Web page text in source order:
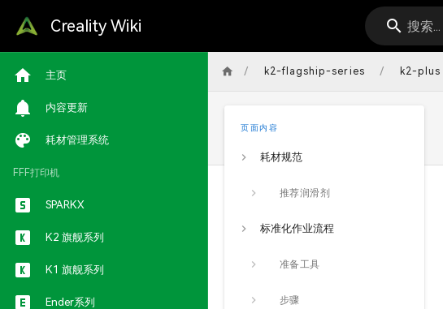
Creality Wiki 搜索...
主页
内容更新
耗材管理系统
FFF打印机
SPARKX
K2 旗舰系列
K1 旗舰系列
Ender系列
/ k2-flagship-series / k2-plus
页面内容
耗材规范
推荐润滑剂
标准化作业流程
准备工具
步骤